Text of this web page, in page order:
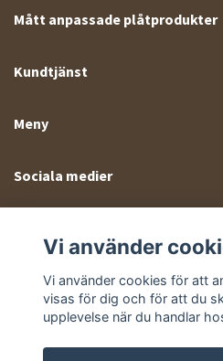
Mått anpassade plåtprodukter
Kundtjänst
Meny
Sociala medier
© 2026
Vi använder
Vi använder cookies för att
visas för dig och för att du
upplevelse när du handlar